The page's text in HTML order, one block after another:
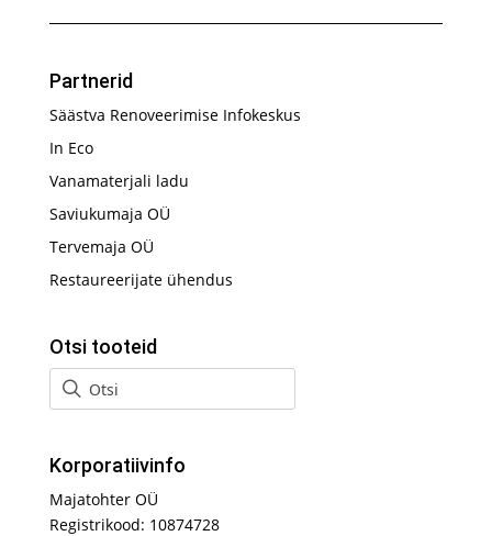
Partnerid
Säästva Renoveerimise Infokeskus
In Eco
Vanamaterjali ladu
Saviukumaja OÜ
Tervemaja OÜ
Restaureerijate ühendus
Otsi tooteid
Korporatiivinfo
Majatohter OÜ
Registrikood: 10874728